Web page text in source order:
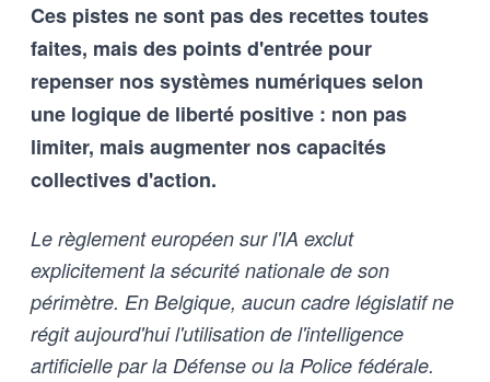
outils d’intelligence artificielle
et vice-versa
Ces pistes ne sont pas des recettes toutes
faites, mais des points d'entrée pour
repenser nos systèmes numériques selon
une logique de liberté positive : non pas
limiter, mais augmenter nos capacités
collectives d'action.
Le règlement européen sur l'IA exclut
explicitement la sécurité nationale de son
périmètre. En Belgique, aucun cadre législatif ne
régit aujourd'hui l'utilisation de l'intelligence
artificielle par la Défense ou la Police fédérale.